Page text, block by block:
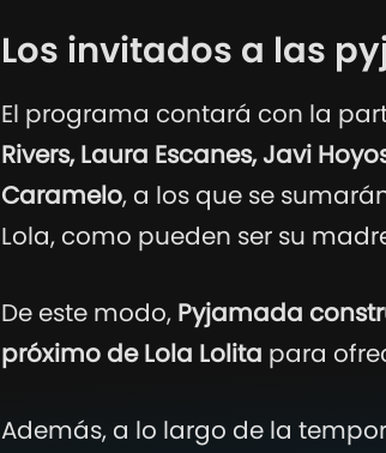
Los invitados a las
El programa contará con la
Rivers, Laura Escanes, Javi
Caramelo, a los que se
Lola, como pueden ser su
De este modo, Pyjamada
próximo de Lola Lolita para
Además, a lo largo de la